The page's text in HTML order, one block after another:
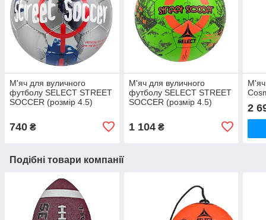
М'яч для вуличного
футболу SELECT STREET
SOCCER (розмір 4.5)
740 ₴
М'яч для вуличного
футболу SELECT STREET
SOCCER (розмір 4.5)
1 104₴
М'яч
2
Подібні товари компанії